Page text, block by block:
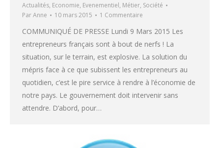
Actualités, Economie, Evenementiel, Métier, Société
ParAnne 10 mars 2015 1 Commentaire
COMMUNIQUÉ DE PRESSE Lundi 9 Mars 2015 Les
entrepreneurs français sont à bout de nerfs ! La
situation, sur le terrain, est explosive. La solution du
mépris face à ce que subissent les entrepreneurs au
quotidien, c’est le pire service à rendre à l’économie de
notre pays. Le gouvernement doit intervenir sans
attendre. D’abord, pour…